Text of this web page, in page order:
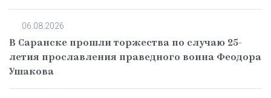
06.08.2026
В Саранске прошли торжества по случаю 25-
летия прославления праведного воина Феодора
Ушакова